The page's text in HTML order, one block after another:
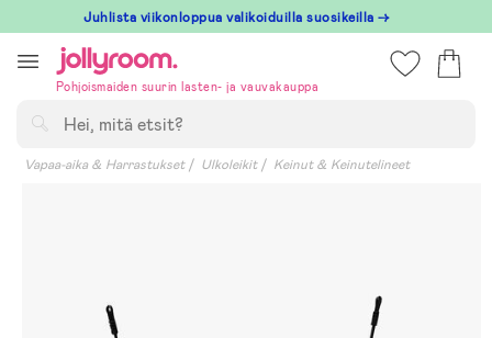
till
innehållet
Juhlista viikonloppua valikoiduilla suosikeilla →
Pohjoismaiden suurin lasten- ja vauvakauppa
Vapaa-aika & Harrastukset Ulkoleikit Keinut & Keinutelineet